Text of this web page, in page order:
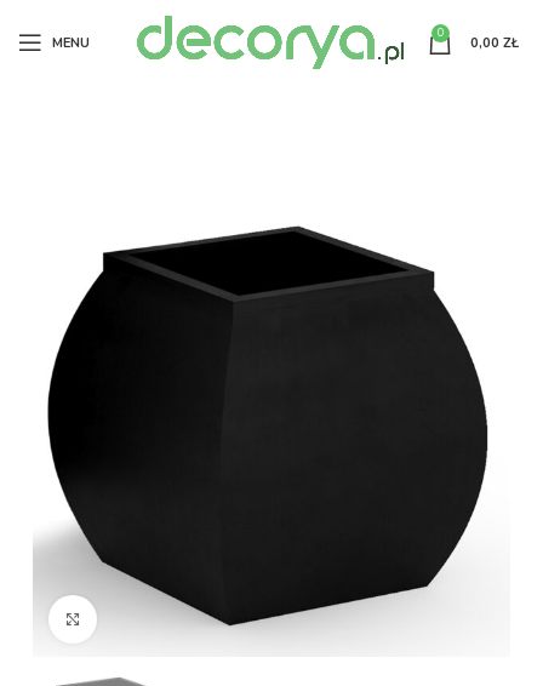
MENU
0
0,00 ZŁ
Kliknij aby powiększyć